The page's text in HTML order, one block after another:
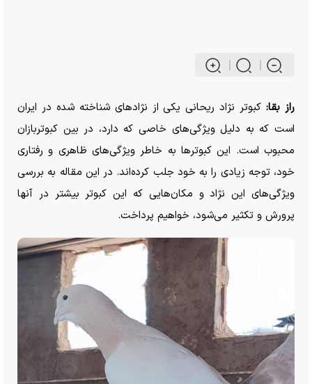
راز بقا:کبوتر نژاد ریحانی یکی از نژاد‌های شناخته شده در ایران
است که به دلیل ویژگی‌های خاصی که دارد، در بین کبوتربازان
محبوب است. این کبوتر‌ها به خاطر ویژگی‌های ظاهری و رفتاری
خود، توجه زیادی را به خود جلب کرده‌اند. در این مقاله به بررسی
ویژگی‌های این نژاد و مکان‌هایی که این کبوتر بیشتر در آنها
پرورش و تکثیر می‌شود، خواهیم پرداخت.